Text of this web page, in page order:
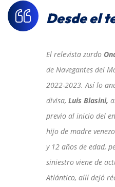
Desde el
El relevista zurdo
de Navegantes del
2022-2023. Así lo
divisa, Luis Blasini,
previo al inicio del
hijo de madre
y 12 años de edad,
siniestro viene de
Atlántico, allí dejó